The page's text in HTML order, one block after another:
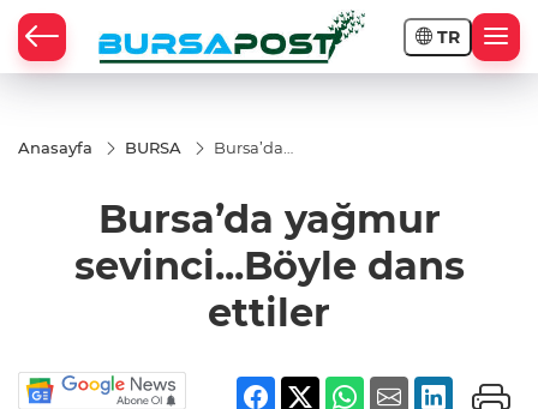
TR
Anasayfa BURSA
Bursa’da
dans ettiler
Bursa’da yağmur
sevinci...Böyle dans
ettiler